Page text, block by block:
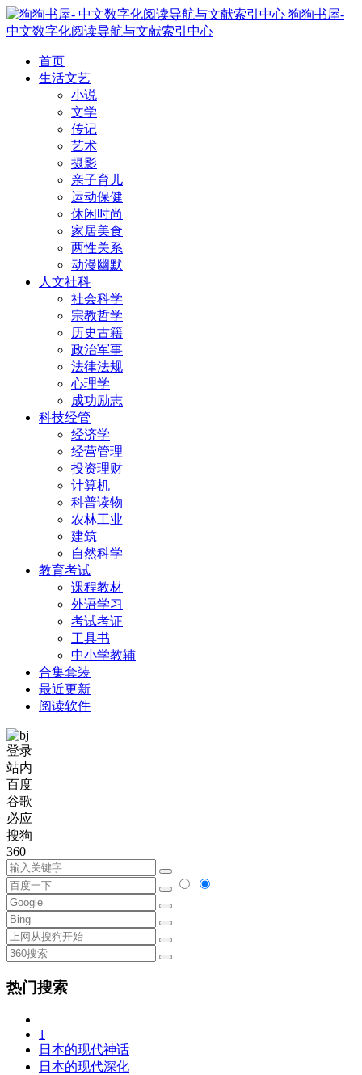
狗狗书屋-
中文数字化阅读导航与文献索引中心
首页
生活文艺
小说
文学
传记
艺术
摄影
亲子育儿
运动保健
休闲时尚
家居美食
两性关系
动漫幽默
人文社科
社会科学
宗教哲学
历史古籍
政治军事
法律法规
心理学
成功励志
科技经管
经济学
经营管理
投资理财
计算机
科普读物
农林工业
建筑
自然科学
教育考试
课程教材
外语学习
考试考证
工具书
中小学教辅
合集套装
最近更新
阅读软件
登录
站内
百度
谷歌
必应
搜狗
360
热门搜索
1
日本的现代神话
日本的现代深化